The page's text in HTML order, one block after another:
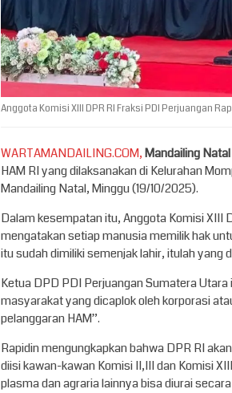
Anggota Komisi XIII DPR RI Fraksi PDI Perjuangan
WARTAMANDAILING.COM,Mandailing Natal
HAM RI yang dilaksanakan di Kelurahan
Mandailing Natal, Minggu (19/10/2025).
Dalam kesempatan itu, Anggota Komisi XIII
mengatakan setiap manusia memilik hak
itu sudah dimiliki semenjak lahir, itulah yang
Ketua DPD PDI Perjuangan Sumatera
masyarakat yang dicaplok oleh korporasi
pelanggaran HAM”.
Rapidin mengungkapkan bahwa DPR RI
diisi kawan-kawan Komisi II,III dan Komisi
plasma dan agraria lainnya bisa diurai